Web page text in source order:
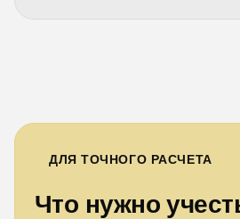
ДЛЯ ТОЧНОГО РАСЧЕТА
Что нужно